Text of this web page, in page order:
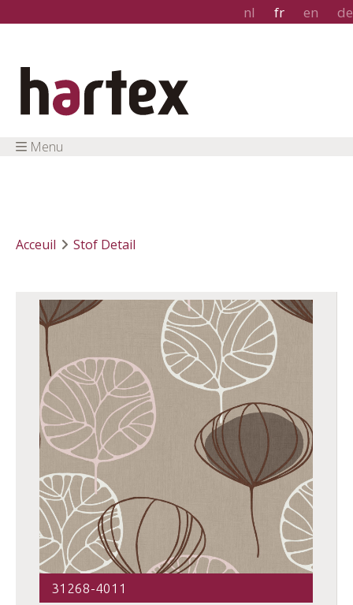
nl fr en de
Menu
Acceuil Stof Detail
31268-4011